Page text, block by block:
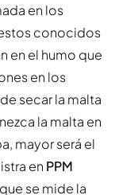
en los
conocidos
en el humo que
en los
secar la malta
la malta en
mayor será el
en PPM
se mide la